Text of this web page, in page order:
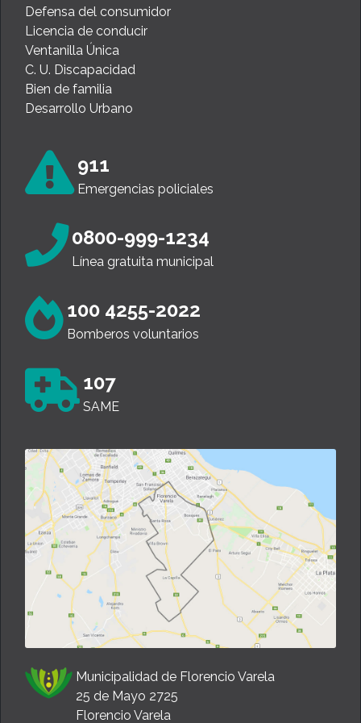
Defensa del consumidor
Licencia de conducir
Ventanilla Única
C. U. Discapacidad
Bien de familia
Desarrollo Urbano
911
Emergencias policiales
0800-999-1234
Línea gratuita municipal
100 4255-2022
Bomberos voluntarios
107
SAME
Municipalidad de Florencio Varela
25 de Mayo 2725
Florencio Varela